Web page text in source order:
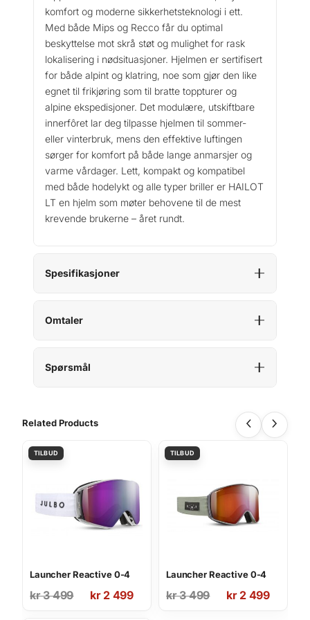
9
.
komfort og moderne sikkerhetsteknologi i ett.
Med både Mips og Recco får du optimal
beskyttelse mot skrå støt og mulighet for rask
lokalisering i nødsituasjoner. Hjelmen er sertifisert
for både alpint og klatring, noe som gjør den like
egnet til frikjøring som til bratte toppturer og
alpine ekspedisjoner. Det modulære, utskiftbare
innerfôret lar deg tilpasse hjelmen til sommer-
eller vinterbruk, mens den effektive luftingen
sørger for komfort på både lange anmarsjer og
varme vårdager. Lett, kompakt og kompatibel
med både hodelykt og alle typer briller er HAILOT
LT en hjelm som møter behovene til de mest
krevende brukerne – året rundt.
Spesifikasjoner
Omtaler
Spørsmål
Related Products
Launcher Reactive 0-4
kr3 499
Opprinnelig
kr2 499
Nåværende
Launcher Reactive 0-4
kr3 499
Opprinnelig
kr2 499
Nåværende